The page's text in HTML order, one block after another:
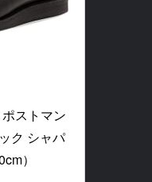
ストマン
ク シャパ
）